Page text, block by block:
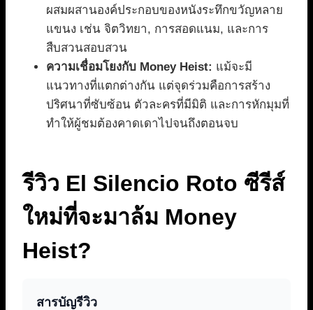
ผสมผสานองค์ประกอบของหนังระทึกขวัญหลาย
แขนง เช่น จิตวิทยา, การสอดแนม, และการ
สืบสวนสอบสวน
ความเชื่อมโยงกับ Money Heist: แม้จะมี
แนวทางที่แตกต่างกัน แต่จุดร่วมคือการสร้าง
ปริศนาที่ซับซ้อน ตัวละครที่มีมิติ และการหักมุมที่
ทำให้ผู้ชมต้องคาดเดาไปจนถึงตอนจบ
รีวิว El Silencio Roto ซีรีส์
ใหม่ที่จะมาล้ม Money
Heist?
สารบัญรีวิว